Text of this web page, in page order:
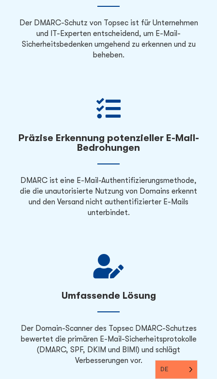
Der DMARC-Schutz von Topsec ist für Unternehmen
und IT-Experten entscheidend, um E-Mail-
Sicherheitsbedenken umgehend zu erkennen und zu
beheben.
Präzise Erkennung potenzieller E-Mail-
Bedrohungen
DMARC ist eine E-Mail-Authentifizierungsmethode,
die die unautorisierte Nutzung von Domains erkennt
und den Versand nicht authentifizierter E-Mails
unterbindet.
Umfassende Lösung
Der Domain-Scanner des Topsec DMARC-Schutzes
bewertet die primären E-Mail-Sicherheitsprotokolle
(DMARC, SPF, DKIM und BIMI) und schlägt
Verbesserungen vor.
DE